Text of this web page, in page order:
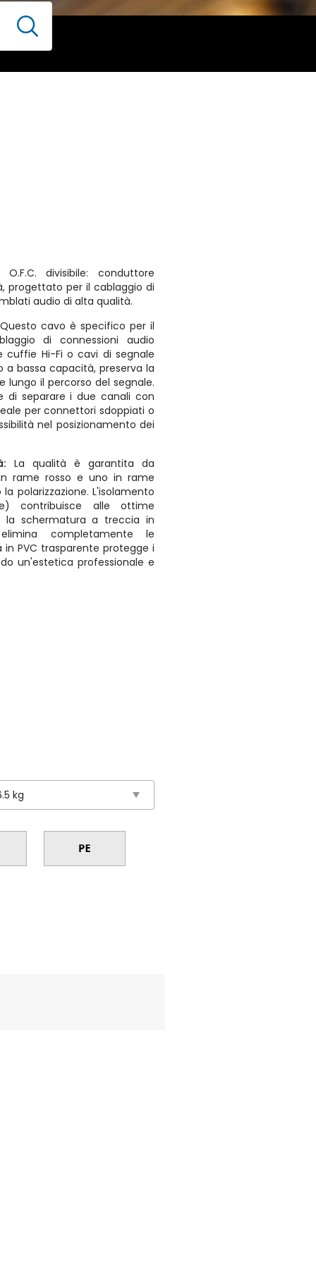
divisibile: conduttore
progettato per il cablaggio di
audio di alta qualità.
cavo è specifico per il
di connessioni audio
Hi-Fi o cavi di segnale
a bassa capacità, preserva la
lungo il percorso del segnale.
di separare i due canali con
per connettori sdoppiati o
nel posizionamento dei
La qualità è garantita da
rame rosso e uno in rame
polarizzazione. L'isolamento
contribuisce alle ottime
la schermatura a treccia in
completamente le
PVC trasparente protegge i
un'estetica professionale e